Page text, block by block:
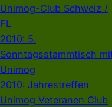
Unimog-Club Schweiz /
FL
2010: 5.
Sonntagsstammtisch
Unimog
2010: Jahrestreffen
Unimog Veteranen Club